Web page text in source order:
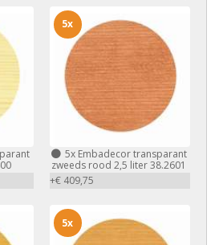
5xEmbadecor transparant
zweeds rood 2,5 liter 38.2601
+€ 409,75
5x
5x